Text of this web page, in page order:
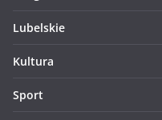
Lubelskie
Kultura
Sport